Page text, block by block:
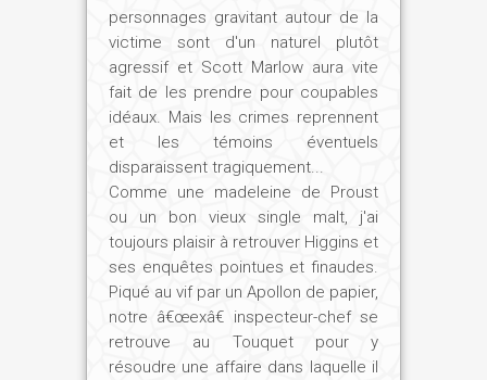
personnages gravitant autour de la
victime sont d'un naturel plutôt
agressif et Scott Marlow aura vite
fait de les prendre pour coupables
idéaux. Mais les crimes reprennent
et les témoins éventuels
disparaissent tragiquement...
Comme une madeleine de Proust
ou un bon vieux single malt, j'ai
toujours plaisir à retrouver Higgins et
ses enquêtes pointues et finaudes.
Piqué au vif par un Apollon de papier,
notre â€œexâ€ inspecteur-chef se
retrouve au Touquet pour y
résoudre une affaire dans laquelle il